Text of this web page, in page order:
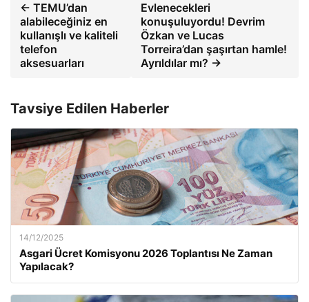
← TEMU’dan
alabileceğiniz en
kullanışlı ve kaliteli
telefon
aksesuarları
Evlenecekleri
konuşuluyordu! Devrim
Özkan ve Lucas
Torreira’dan şaşırtan hamle!
Ayrıldılar mı? →
Tavsiye Edilen Haberler
14/12/2025
Asgari Ücret Komisyonu 2026 Toplantısı Ne Zaman
Yapılacak?